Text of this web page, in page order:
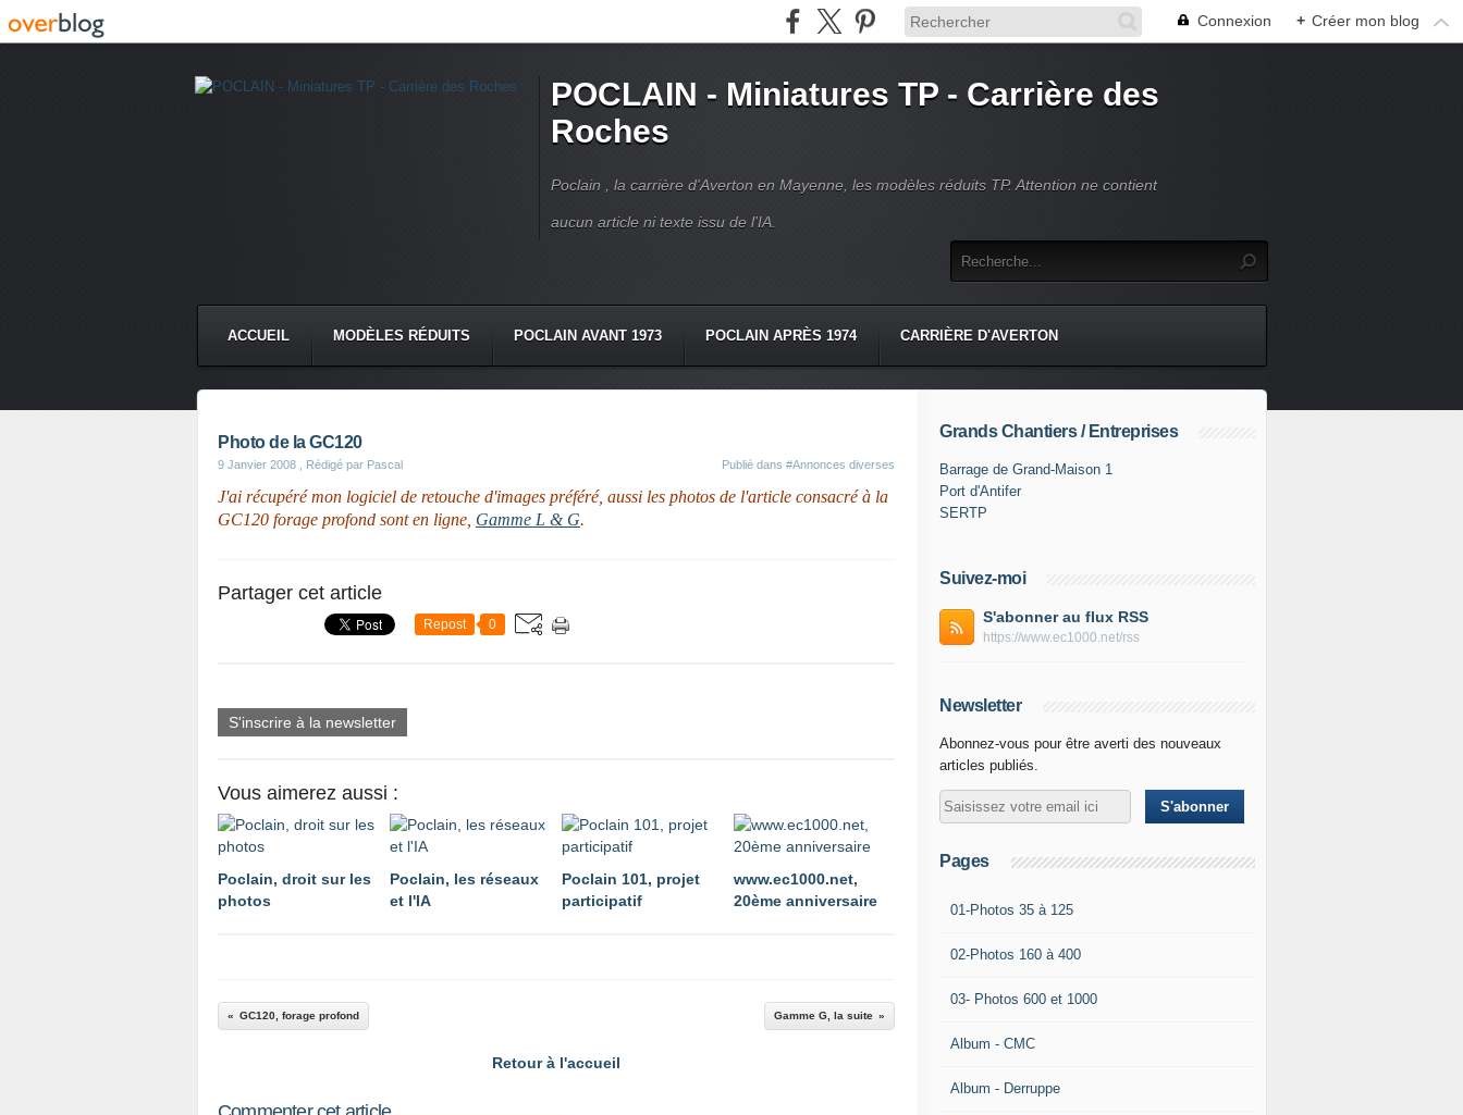
Connexion + Créer mon blog
POCLAIN - Miniatures TP - Carrière des
Roches
Poclain , la carrière d'Averton en Mayenne, les modèles réduits TP. Attention ne contient
aucun article ni texte issu de l'IA.
ACCUEIL MODÈLES RÉDUITS POCLAIN AVANT 1973 POCLAIN APRÈS 1974 CARRIÈRE D'AVERTON
Photo de la GC120
9 Janvier 2008 , Rédigé par Pascal Publié dans #Annonces diverses
J'ai récupéré mon logiciel de retouche d'images préféré, aussi les photos de l'article consacré à la
GC120 forage profond sont en ligne, Gamme L & G.
Partager cet article
Repost 0
S'inscrire à la newsletter
Vous aimerez aussi :
Poclain, droit sur les
photos
Poclain, les réseaux
et l'IA
Poclain 101, projet
participatif
www.ec1000.net,
20ème anniversaire
GC120, forage profond Gamme G, la suite
Retour à l'accueil
Grands Chantiers / Entreprises
Barrage de Grand-Maison 1
Port d'Antifer
SERTP
Suivez-moi
S'abonner au flux RSS
https://www.ec1000.net/rss
Newsletter
Abonnez-vous pour être averti des nouveaux
articles publiés.
Pages
01-Photos 35 à 125
02-Photos 160 à 400
03- Photos 600 et 1000
Album - CMC
Album - Derruppe